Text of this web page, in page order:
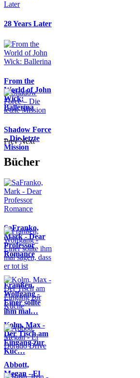
28 Years Later
From the
World of John
Wick:
Ballerina
Shadow Force
– Die letzte
Mission
Prev Next
Bücher
SaFranko,
Mark - Dear
Professor
Romance
Franßen,
Wolfgang -
Einer sollte
ihm mal…
Kolm, Max -
Der Tisch am
Eingang zur
Küc…
Abbott,
Megan - El